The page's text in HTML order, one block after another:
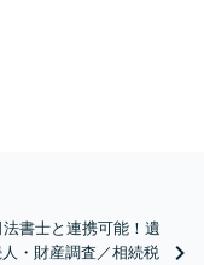
書士と連携可能！遺
・財産調査／相続税